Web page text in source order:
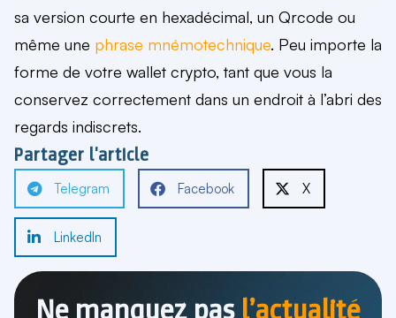
sa version courte en hexadécimal, un Qrcode ou
même une phrase mnémotechnique. Peu importe la
forme de votre wallet crypto, tant que vous la
conservez correctement dans un endroit à l’abri des
regards indiscrets.
Partager l'article
Telegram Facebook X
LinkedIn
Ne manquez pas l’actualité